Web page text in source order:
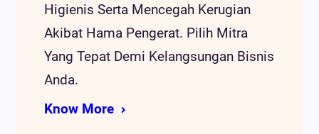
Higienis Serta Mencegah Kerugian
Akibat Hama Pengerat. Pilih Mitra
Yang Tepat Demi Kelangsungan Bisnis
Anda.
Know More